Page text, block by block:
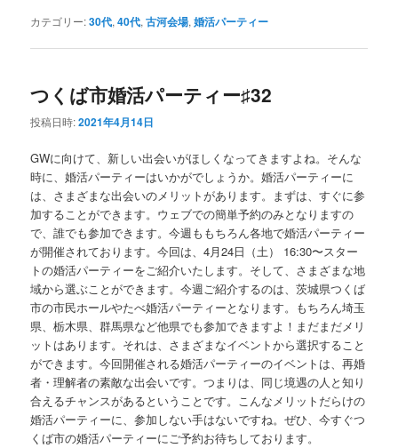
カテゴリー:30代,40代,古河会場,婚活パーティー
つくば市婚活パーティー♯32
投稿日時:2021年4月14日
GWに向けて、新しい出会いがほしくなってきますよね。そんな
時に、婚活パーティーはいかがでしょうか。婚活パーティーに
は、さまざまな出会いのメリットがあります。まずは、すぐに参
加することができます。ウェブでの簡単予約のみとなりますの
で、誰でも参加できます。今週ももちろん各地で婚活パーティー
が開催されております。今回は、4月24日（土） 16:30〜スター
トの婚活パーティーをご紹介いたします。そして、さまざまな地
域から選ぶことができます。今週ご紹介するのは、茨城県つくば
市の市民ホールやたべ婚活パーティーとなります。もちろん埼玉
県、栃木県、群馬県など他県でも参加できますよ！まだまだメリ
ットはあります。それは、さまざまなイベントから選択すること
ができます。今回開催される婚活パーティーのイベントは、再婚
者・理解者の素敵な出会いです。つまりは、同じ境遇の人と知り
合えるチャンスがあるということです。こんなメリットだらけの
婚活パーティーに、参加しない手はないですね。ぜひ、今すぐつ
くば市の婚活パーティーにご予約お待ちしております。